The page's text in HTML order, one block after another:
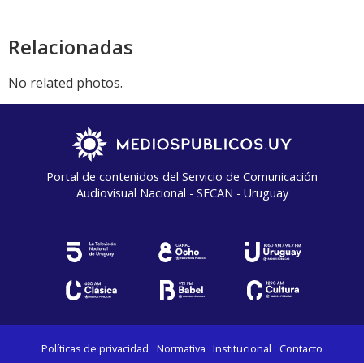
Relacionadas
No related photos.
Portal de contenidos del Servicio de Comunicación
Audiovisual Nacional - SECAN - Uruguay
Políticas de privacidad Normativa Institucional Contacto